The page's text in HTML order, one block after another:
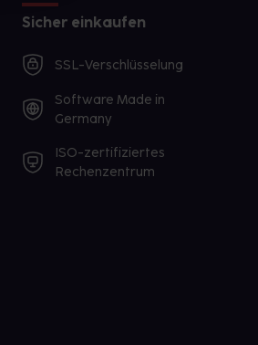
Sicher einkaufen
SSL-Verschlüsselung
Software Made in
Germany
ISO-zertifiziertes
Rechenzentrum